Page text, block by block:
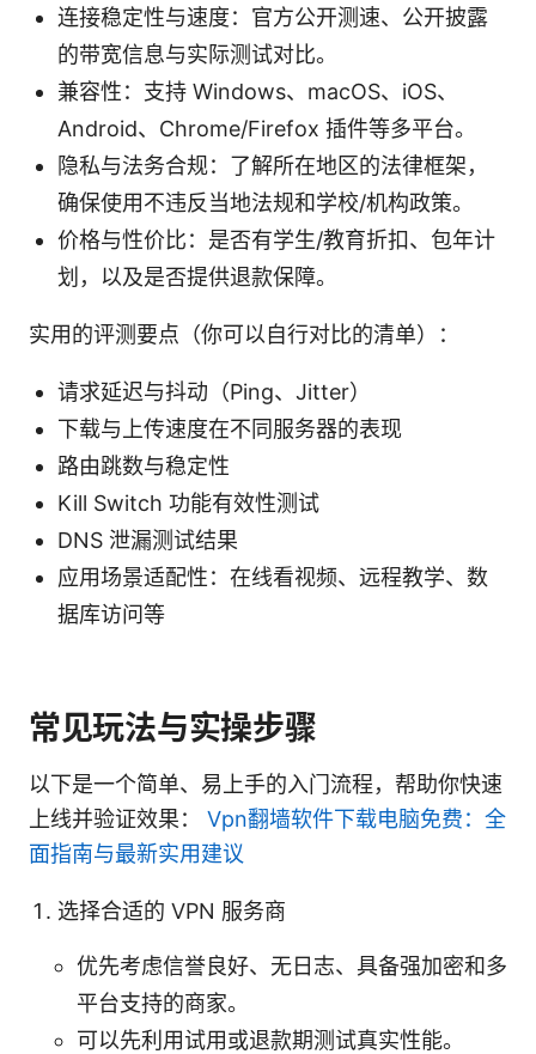
连接稳定性与速度：官方公开测速、公开披露
的带宽信息与实际测试对比。
兼容性：支持 Windows、macOS、iOS、
Android、Chrome/Firefox 插件等多平台。
隐私与法务合规：了解所在地区的法律框架，
确保使用不违反当地法规和学校/机构政策。
价格与性价比：是否有学生/教育折扣、包年计
划，以及是否提供退款保障。
实用的评测要点（你可以自行对比的清单）：
请求延迟与抖动（Ping、Jitter）
下载与上传速度在不同服务器的表现
路由跳数与稳定性
Kill Switch 功能有效性测试
DNS 泄漏测试结果
应用场景适配性：在线看视频、远程教学、数
据库访问等
常见玩法与实操步骤
以下是一个简单、易上手的入门流程，帮助你快速
上线并验证效果： Vpn翻墙软件下载电脑免费：全
面指南与最新实用建议
选择合适的 VPN 服务商
优先考虑信誉良好、无日志、具备强加密和多
平台支持的商家。
可以先利用试用或退款期测试真实性能。